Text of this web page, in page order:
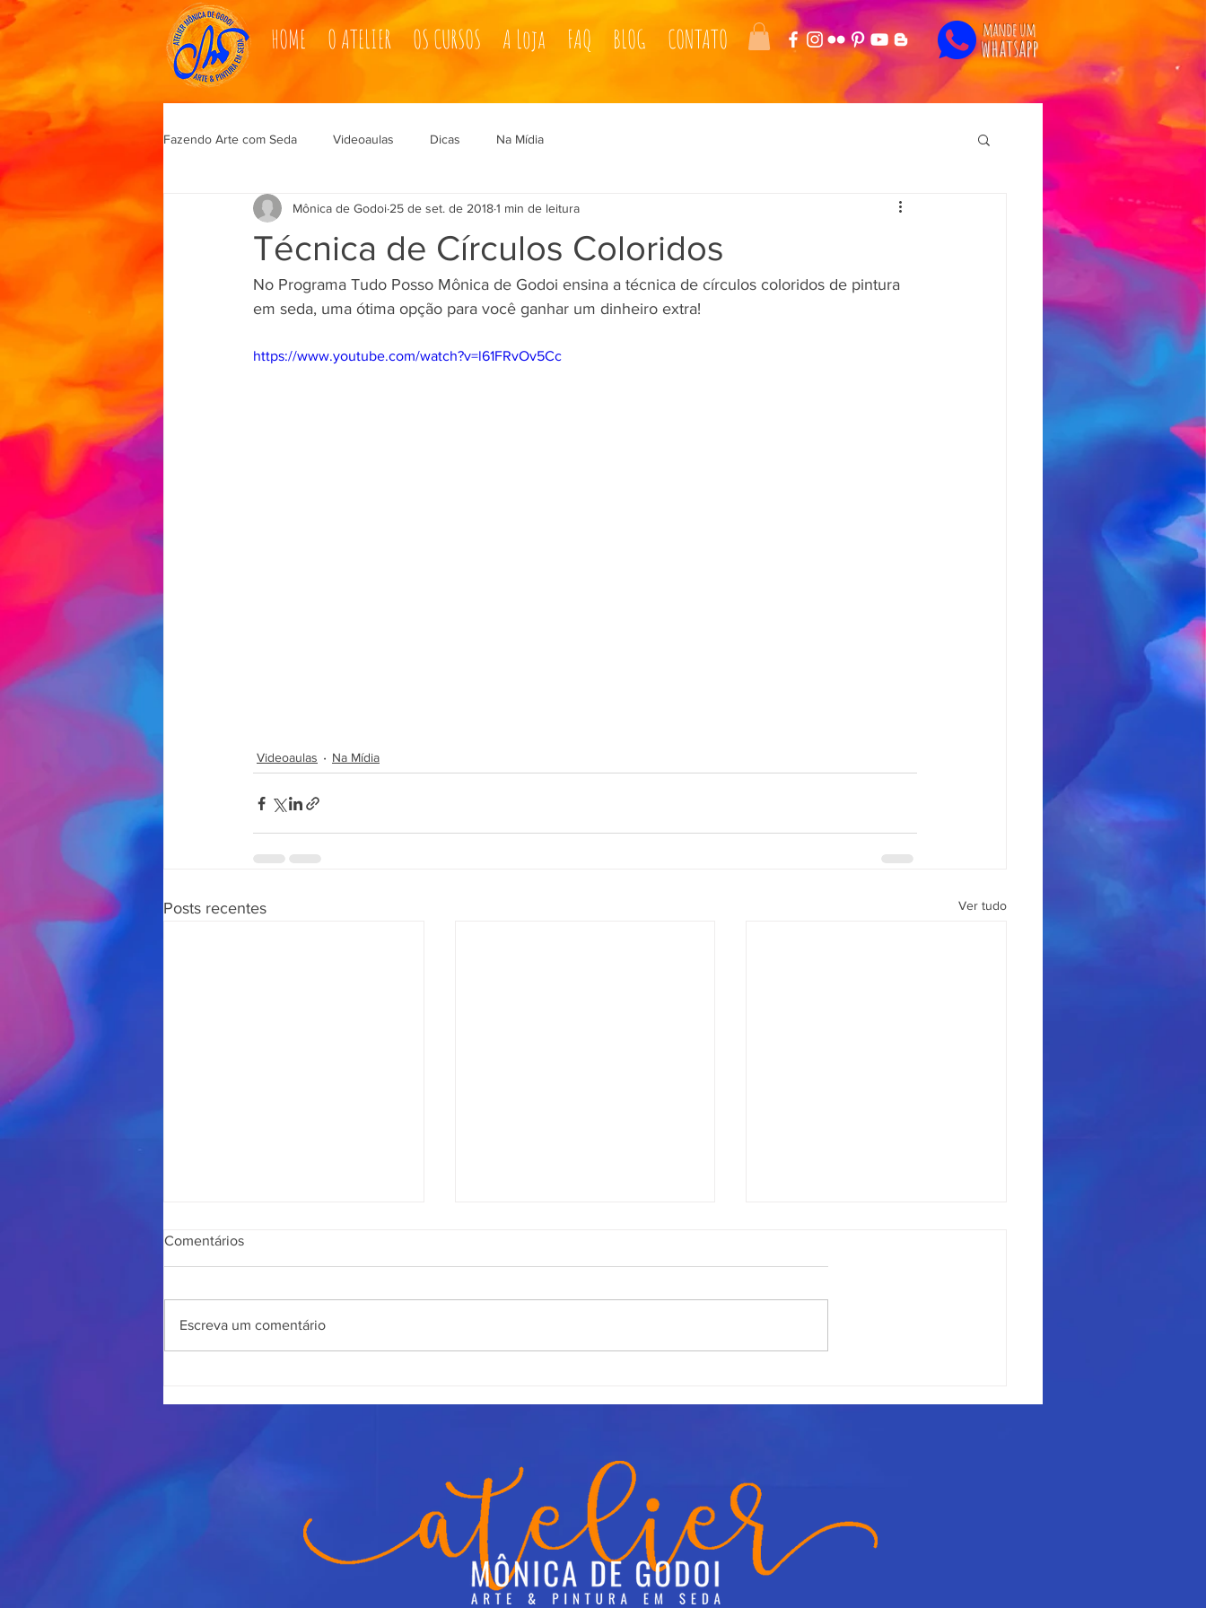
HOME O ATELIER OS CURSOS A Loja FAQ BLOG CONTATO mande um
whatsapp
Fazendo Arte com Seda Videoaulas Dicas Na Mídia
Técnica de Círculos Coloridos
Mônica de Godoi 25 de set. de 20181 min de leitura
No Programa Tudo Posso Mônica de Godoi ensina a técnica de círculos coloridos de pintura
em seda, uma ótima opção para você ganhar um dinheiro extra!
https://www.youtube.com/watch?v=l61FRvOv5Cc
Videoaulas Na Mídia
Posts recentes Ver tudo
Técnica de Rolinhos
Comentários
Escreva um comentário